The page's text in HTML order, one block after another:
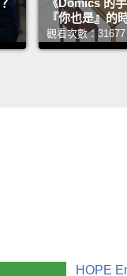
『你也是』的
觀看次數：
HOPE